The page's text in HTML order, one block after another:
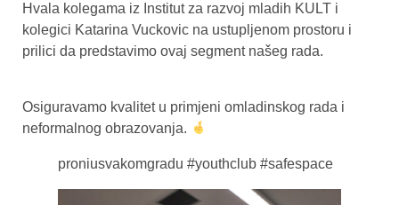
Hvala kolegama iz Institut za razvoj mladih KULT i
kolegici Katarina Vuckovic na ustupljenom prostoru i
prilici da predstavimo ovaj segment našeg rada.
Osiguravamo kvalitet u primjeni omladinskog rada i
neformalnog obrazovanja.
proniusvakomgradu #youthclub #safespace